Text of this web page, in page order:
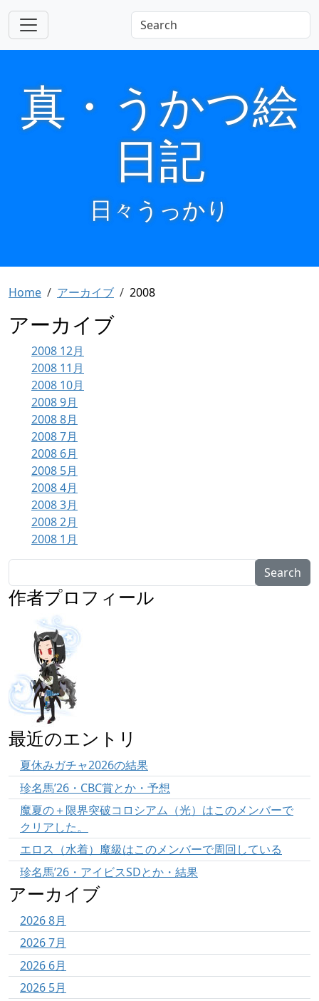
真・うかつ絵
日記
日々うっかり
Home アーカイブ 2008
アーカイブ
2008 12月
2008 11月
2008 10月
2008 9月
2008 8月
2008 7月
2008 6月
2008 5月
2008 4月
2008 3月
2008 2月
2008 1月
Search
作者プロフィール
最近のエントリ
夏休みガチャ2026の結果
珍名馬’26・CBC賞とか・予想
魔夏の＋限界突破コロシアム（光）はこのメンバーで
クリアした。
エロス（水着）魔級はこのメンバーで周回している
珍名馬’26・アイビスSDとか・結果
アーカイブ
2026 8月
2026 7月
2026 6月
2026 5月